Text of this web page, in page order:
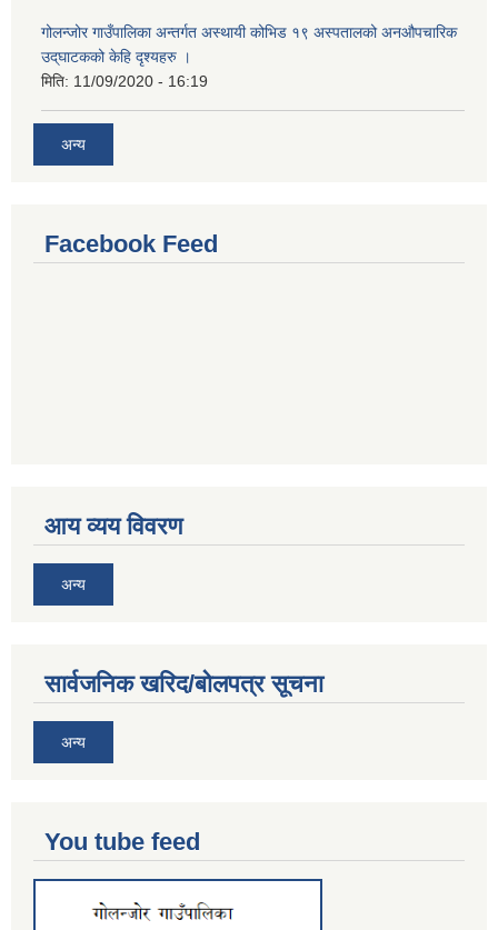
गोलन्जोर गाउँपालिका अन्तर्गत अस्थायी कोभिड १९ अस्पतालको अनऔपचारिक
उद्‌घाटकको केहि दृश्यहरु ।
मिति: 11/09/2020 - 16:19
अन्य
Facebook Feed
आय व्यय विवरण
अन्य
सार्वजनिक खरिद/बोलपत्र सूचना
अन्य
You tube feed